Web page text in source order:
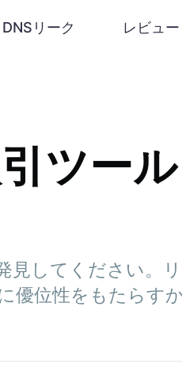
DNSリーク レビュー
ツール
見してください。
優位性をもたらす